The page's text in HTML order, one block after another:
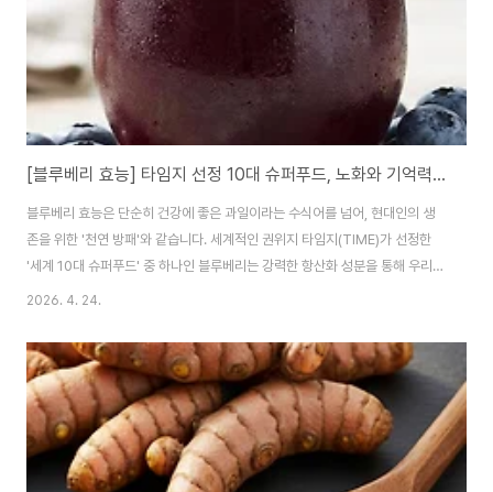
[블루베리 효능] 타임지 선정 10대 슈퍼푸드, 노화와 기억력을 지키는 하루 한 줌의 기적
블루베리 효능은 단순히 건강에 좋은 과일이라는 수식어를 넘어, 현대인의 생
존을 위한 '천연 방패'와 같습니다. 세계적인 권위지 타임지(TIME)가 선정한
'세계 10대 슈퍼푸드' 중 하나인 블루베리는 강력한 항산화 성분을 통해 우리
몸의 세포 손상을 막고 노화를 늦추는 독보적인 역할을 합니다. 스마트폰 사용
블루베리는 가장 간편하고 확실한 해결책입니다. 오늘은 블루베리가 왜 다른
식품들을 제치고 슈퍼푸드의 정점에 서 있는지, 그 과학적 근거와 함께 일상에
서 200% 활용하는 비법을 상세히 정리해 드립니다. 1. 타임지가 주목한 이유:
다른 슈퍼푸드와 차별화된 블루베리의 힘 타임지는 토마토, 시금치, 귀리, 마늘
등과 함께 블루베리를..
2026. 4. 24.